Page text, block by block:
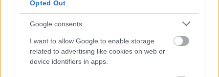
Opted Out
Google consents
I want to allow Google to enable storage
related to advertising like cookies on web or
device identifiers in apps.
megint visszatér a forróság, újra rekkenő hőség jön, akár 38
fokokkal
többsége szakszerűen már nem ápolható
A MÚOSZ sajtódíjának második helyét nyerte el a Borsod24 és